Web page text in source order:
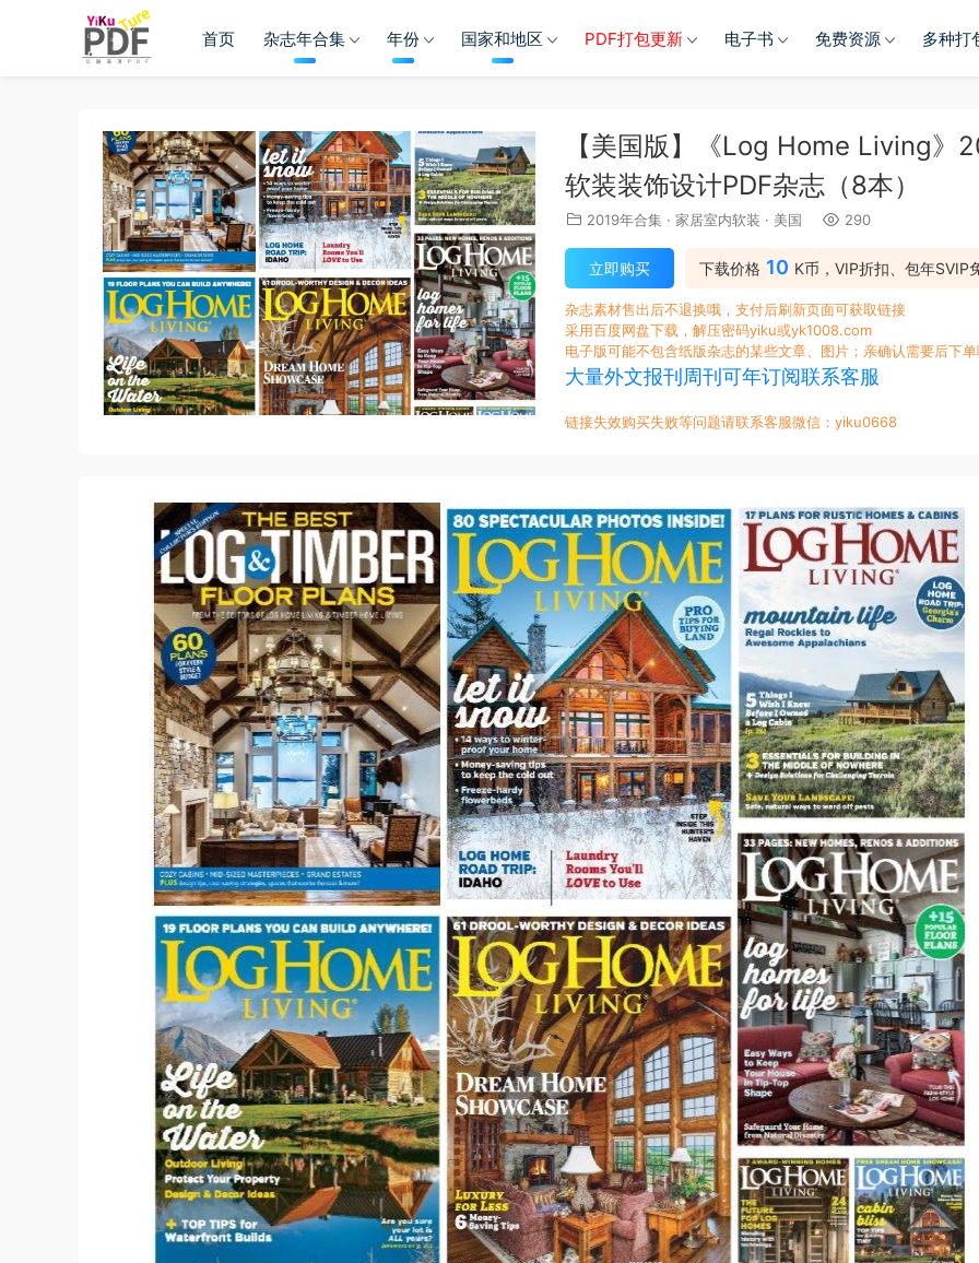
首页 杂志年合集 年份 国家和地区 PDF打包更新 电子书 免费资源 多种打
【美国版】《Log Home Living》
软装装饰设计PDF杂志（8本）
2019年合集 · 家居室内软装 · 美国 290
下载价格 10 K币，VIP折扣、包年SVIP
立即购买
杂志素材售出后不退换哦，支付后刷新页面可获取链接
采用百度网盘下载，解压密码yiku或yk1008.com
电子版可能不包含纸版杂志的某些文章、图片；亲确认需要后下
大量外文报刊周刊可年订阅联系客服
链接失效购买失败等问题请联系客服微信：yiku0668